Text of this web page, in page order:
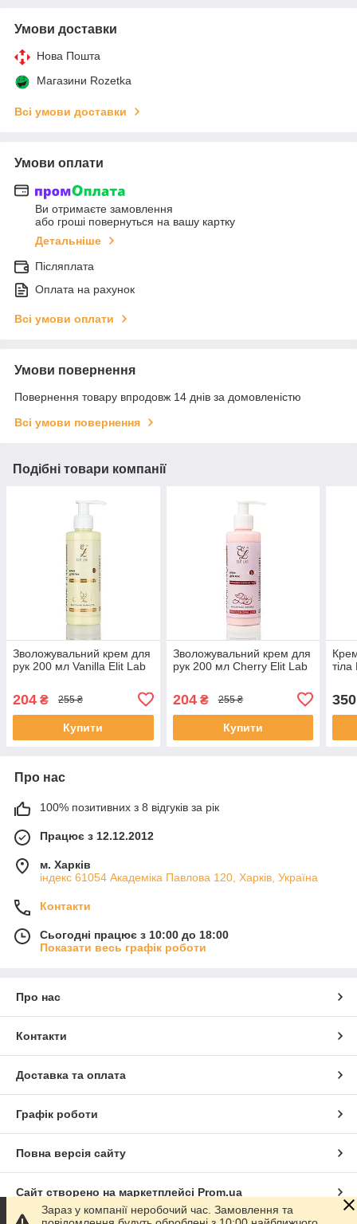
Умови доставки
Нова Пошта
Магазини Rozetka
Всі умови доставки
Умови оплати
Ви отримаєте замовлення
або гроші повернуться на вашу картку
Детальніше
Післяплата
Оплата на рахунок
Всі умови оплати
Умови повернення
Повернення товару впродовж 14 днів за домовленістю
Всі умови повернення
Подібні товари компанії
Зволожувальний крем для
рук 200 мл Vanilla Elit Lab
204 ₴ 255 ₴
Купити
Зволожувальний крем для
рук 200 мл Cherry Elit Lab
204₴ 255 ₴
Купити
350
Про нас
100% позитивних з 8 відгуків за рік
Працює з 12.12.2012
м. Харків
індекс 61054 Академіка Павлова 120, Харків, Україна
Контакти
Сьогодні працює з 10:00 до 18:00
Показати весь графік роботи
Про нас
Контакти
Доставка та оплата
Графік роботи
Повна версія сайту
Сайт створено на маркетплейсі Prom.ua
Зараз у компанії неробочий час. Замовлення та